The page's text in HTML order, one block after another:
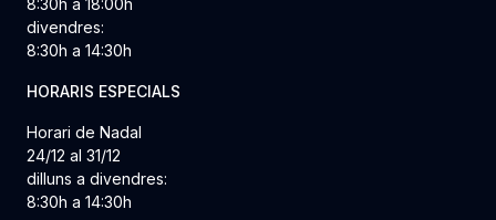
divendres:
8:30h a 14:30h
HORARIS ESPECIALS
Horari de Nadal
24/12 al 31/12
dilluns a divendres:
8:30h a 14:30h